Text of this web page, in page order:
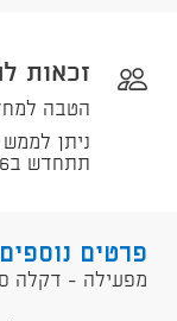
זכאות
הטבה
תתחדש ב01.07.2026
פרטים נוספים
מפעילה - דקלה